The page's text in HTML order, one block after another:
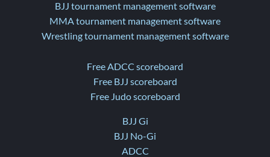
BJJ tournament management software
MMA tournament management software
Wrestling tournament management software
Free ADCC scoreboard
Free BJJ scoreboard
Free Judo scoreboard
BJJ Gi
BJJ No-Gi
ADCC